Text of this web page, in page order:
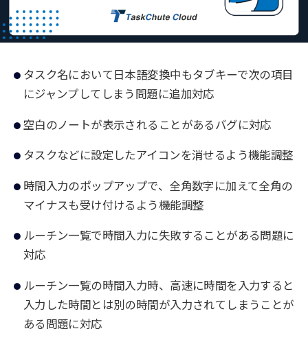
タスク名において日本語変換中もタブキーで次の項目
にジャンプしてしまう問題に追加対応
空白のノートが表示されることがあるバグに対応
タスクなどに設定したアイコンを消せるよう機能調整
時間入力のポップアップで、全角数字に加えて全角の
マイナスも受け付けるよう機能調整
ルーチン一覧で時間入力に失敗することがある問題に
対応
ルーチン一覧の時間入力時、高速に時間を入力すると
入力した時間とは別の時間が入力されてしまうことが
ある問題に対応